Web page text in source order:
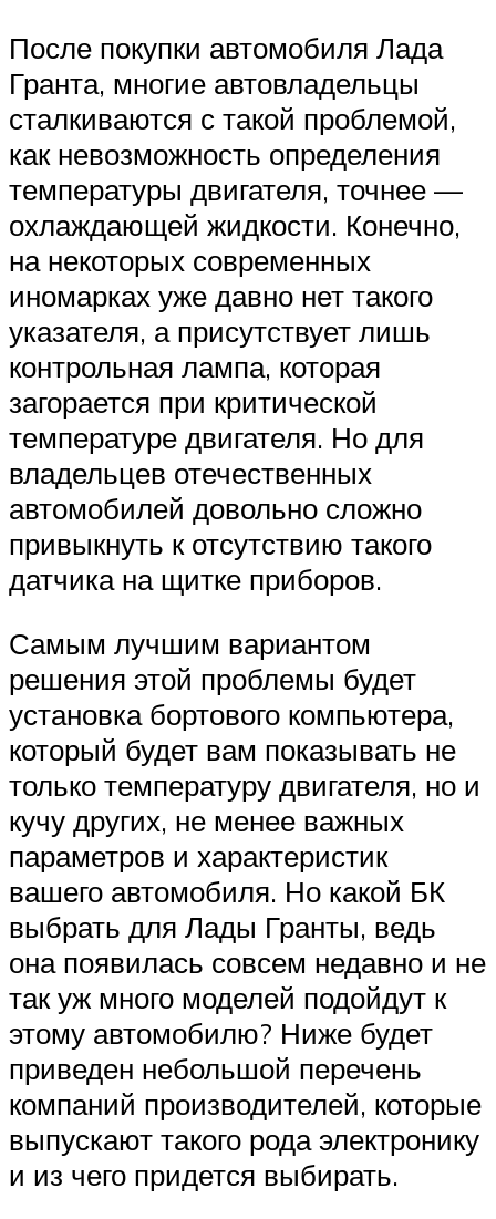
После покупки автомобиля Лада
Гранта, многие автовладельцы
сталкиваются с такой проблемой,
как невозможность определения
температуры двигателя, точнее —
охлаждающей жидкости. Конечно,
на некоторых современных
иномарках уже давно нет такого
указателя, а присутствует лишь
контрольная лампа, которая
загорается при критической
температуре двигателя. Но для
владельцев отечественных
автомобилей довольно сложно
привыкнуть к отсутствию такого
датчика на щитке приборов.
Самым лучшим вариантом
решения этой проблемы будет
установка бортового компьютера,
который будет вам показывать не
только температуру двигателя, но и
кучу других, не менее важных
параметров и характеристик
вашего автомобиля. Но какой БК
выбрать для Лады Гранты, ведь
она появилась совсем недавно и не
так уж много моделей подойдут к
этому автомобилю? Ниже будет
приведен небольшой перечень
компаний производителей, которые
выпускают такого рода электронику
и из чего придется выбирать.